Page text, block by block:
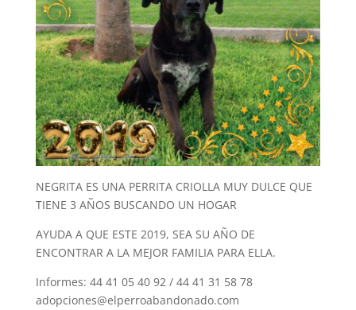
NEGRITA ES UNA PERRITA CRIOLLA MUY DULCE QUE
TIENE 3 AÑOS BUSCANDO UN HOGAR
AYUDA A QUE ESTE 2019, SEA SU AÑO DE
ENCONTRAR A LA MEJOR FAMILIA PARA ELLA.
Informes: 44 41 05 40 92 / 44 41 31 58 78
adopciones@elperroabandonado.com